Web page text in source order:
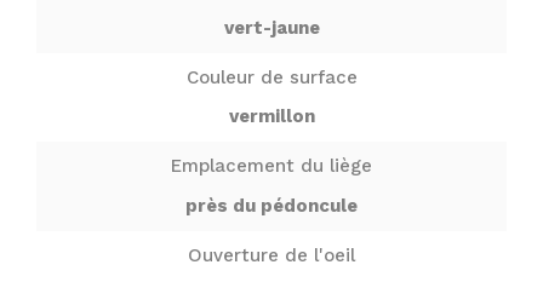
vert-jaune
Couleur de surface
vermillon
Emplacement du liège
près du pédoncule
Ouverture de l'oeil